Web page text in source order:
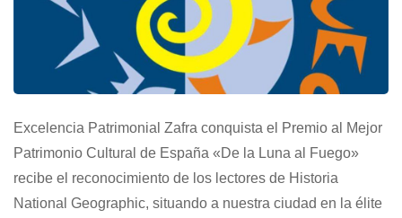
Excelencia Patrimonial Zafra conquista el Premio al Mejor
Patrimonio Cultural de España «De la Luna al Fuego»
recibe el reconocimiento de los lectores de Historia
National Geographic, situando a nuestra ciudad en la élite